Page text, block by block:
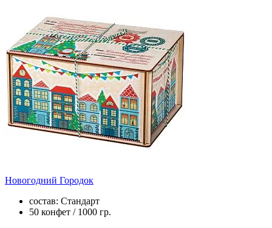
Новогодний Городок
состав: Стандарт
50 конфет / 1000 гр.